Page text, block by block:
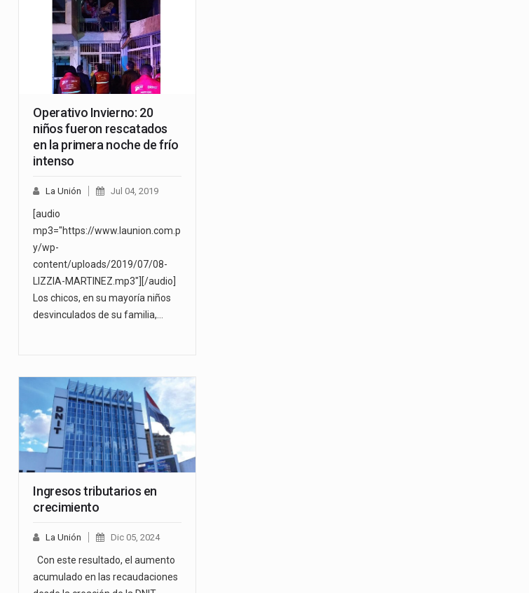
Operativo Invierno: 20
niños fueron rescatados
en la primera noche de frío
intenso
La Unión Jul 04, 2019
[audio
mp3="https://www.launion.com.p
y/wp-
content/uploads/2019/07/08-
LIZZIA-MARTINEZ.mp3"][/audio]
Los chicos, en su mayoría niños
desvinculados de su familia,…
Ingresos tributarios en
crecimiento
La Unión Dic 05, 2024
Con este resultado, el aumento
acumulado en las recaudaciones